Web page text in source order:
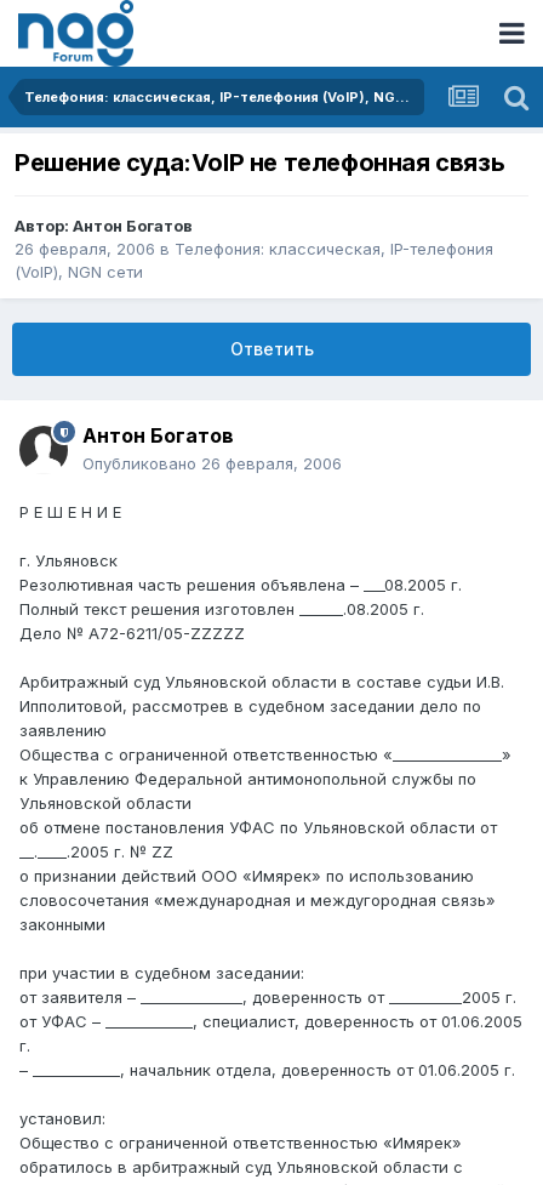
Телефония: классическая, IP-телефония (VoIP), NGN сети
Решение суда:VoIP не телефонная связь
Автор: Антон Богатов
26 февраля, 2006 в Телефония: классическая, IP-телефония
(VoIP), NGN сети
Ответить
Антон Богатов
Опубликовано 26 февраля, 2006
Р Е Ш Е Н И Е
г. Ульяновск
Резолютивная часть решения объявлена – ___08.2005 г.
Полный текст решения изготовлен ______.08.2005 г.
Дело № А72-6211/05-ZZZZZ
Арбитражный суд Ульяновской области в составе судьи И.В.
Ипполитовой, рассмотрев в судебном заседании дело по
заявлению
Общества с ограниченной ответственностью «_______________»
к Управлению Федеральной антимонопольной службы по
Ульяновской области
об отмене постановления УФАС по Ульяновской области от
__.____.2005 г. № ZZ
о признании действий ООО «Имярек» по использованию
словосочетания «международная и междугородная связь»
законными
при участии в судебном заседании:
от заявителя – ______________, доверенность от __________2005 г.
от УФАС – ____________, специалист, доверенность от 01.06.2005
г.
– ____________, начальник отдела, доверенность от 01.06.2005 г.
установил:
Общество с ограниченной ответственностью «Имярек»
обратилось в арбитражный суд Ульяновской области с